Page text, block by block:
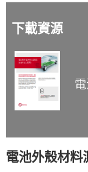
下載資源
電池外殼材料